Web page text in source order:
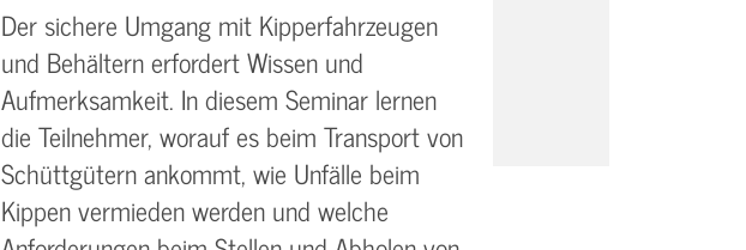
Der sichere Umgang mit Kipperfahrzeugen
und Behältern erfordert Wissen und
Aufmerksamkeit. In diesem Seminar lernen
die Teilnehmer, worauf es beim Transport von
Schüttgütern ankommt, wie Unfälle beim
Kippen vermieden werden und welche